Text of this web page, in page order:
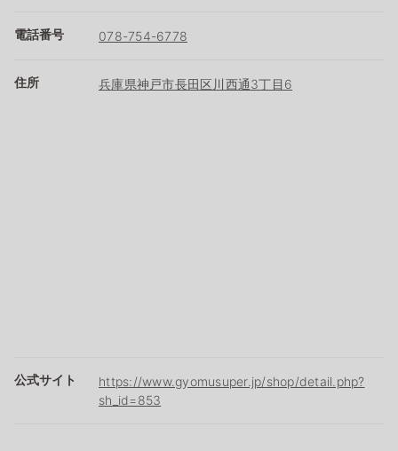
電話番号 078-754-6778
住所 兵庫県神戸市長田区川西通3丁目6
公式サイト
https://www.gyomusuper.jp/shop/detail.php?
sh_id=853